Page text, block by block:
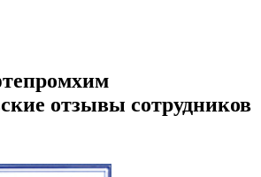
отзывы сотрудников